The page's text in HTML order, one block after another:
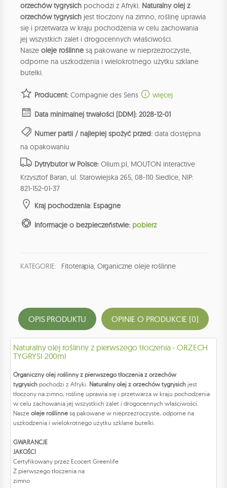
orzechów tygrysich pochodzi z Afryki. Naturalny olej z
orzechów tygrysich jest tłoczony na zimno, roślinę uprawia
się i przetwarza w kraju pochodzenia w celu zachowania
jej wszystkich zalet i drogocennych właściwości.
Nasze oleje roślinne są pakowane w nieprzezroczyste,
odporne na uszkodzenia i wielokrotnego użytku szklane
butelki.
Producent: Compagnie des Sens więcej
Data minimalnej trwałości (DDM): 2028-12-01
Numer partii / najlepiej spożyć przed: data dostępna
na opakowaniu
Dytrybutor w Polsce: Olium.pl, MOUTON interactive
Krzysztof Baran, ul. Starowiejska 265, 08-110 Siedlce, NIP:
821-152-01-37
Kraj pochodzenia: Espagne
Informacje o bezpieczeństwie: pobierz
KATEGORIE: Fitoterapia, Organiczne oleje roślinne
OPIS PRODUKTU OPINIE O PRODUKCIE (0)
Naturalny olej roślinny z pierwszego tłoczenia - ORZECH
TYGRYSI 200ml
Organiczny olej roślinny z pierwszego tłoczenia z orzechów
tygrysich pochodzi z Afryki. Naturalny olej z orzechów tygrysich jest
tłoczony na zimno, roślinę uprawia się i przetwarza w kraju pochodzenia
w celu zachowania jej wszystkich zalet i drogocennych właściwości.
Nasze oleje roślinne są pakowane w nieprzezroczyste, odporne na
uszkodzenia i wielokrotnego użytku szklane butelki.
GWARANCJE
JAKOŚCI
Certyfikowany przez Ecocert Greenlife
Z pierwszego tłoczenia na
zimno